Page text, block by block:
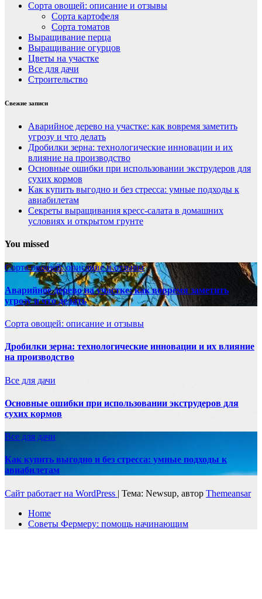
Сорта овощей: описание и отзывы
Сорта картофеля
Сорта томатов
Выращивание перца
Выращивание огурцов
Цветы на участке
Все для дачи
Строительство
Свежие записи
Аварийное дерево на участке: как вовремя заметить
угрозу и что делать
Дробилки зерна: технологические инновации и их
влияние на производство
Основные ошибки при использовании экструдеров для
сухих кормов
Как купить выгодно и без стресса: умные подходы к
авиабилетам
Секреты выращивания кресс-салата в домашних
условиях и открытом грунте
You missed
Сорта овощей: описание и отзывы
Аварийное дерево на участке: как вовремя заметить
угрозу и что делать
Сорта овощей: описание и отзывы
Дробилки зерна: технологические инновации и их влияние
на производство
Все для дачи
Основные ошибки при использовании экструдеров для
сухих кормов
Все для дачи
Как купить выгодно и без стресса: умные подходы к
авиабилетам
Сайт работает на WordPress | Тема: Newsup, автор Themeansar
Home
Советы Фермеру: помощь начинающим